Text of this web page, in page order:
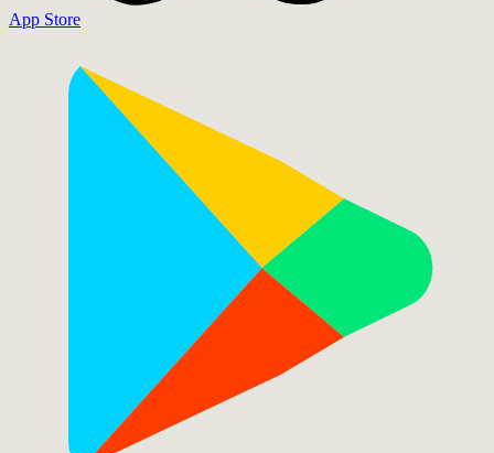
App Store